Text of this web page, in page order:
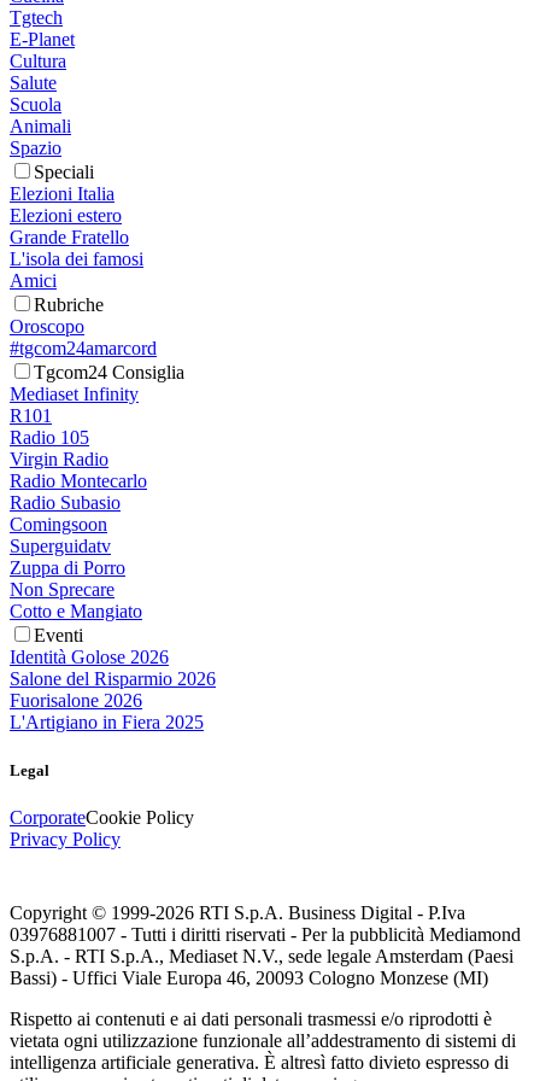
Tgtech
E-Planet
Cultura
Salute
Scuola
Animali
Spazio
Speciali
Elezioni Italia
Elezioni estero
Grande Fratello
L'isola dei famosi
Amici
Rubriche
Oroscopo
#tgcom24amarcord
Tgcom24 Consiglia
Mediaset Infinity
R101
Radio 105
Virgin Radio
Radio Montecarlo
Radio Subasio
Comingsoon
Superguidatv
Zuppa di Porro
Non Sprecare
Cotto e Mangiato
Eventi
Identità Golose 2026
Salone del Risparmio 2026
Fuorisalone 2026
L'Artigiano in Fiera 2025
Legal
CorporateCookie Policy
Privacy Policy
Copyright © 1999-2026 RTI S.p.A. Business Digital - P.Iva
03976881007 - Tutti i diritti riservati - Per la pubblicità Mediamond
S.p.A. - RTI S.p.A., Mediaset N.V., sede legale Amsterdam (Paesi
Bassi) - Uffici Viale Europa 46, 20093 Cologno Monzese (MI)
Rispetto ai contenuti e ai dati personali trasmessi e/o riprodotti è
vietata ogni utilizzazione funzionale all’addestramento di sistemi di
intelligenza artificiale generativa. È altresì fatto divieto espresso di